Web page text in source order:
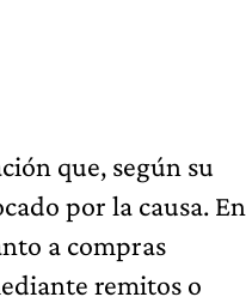
que, según su
por la causa. En
a compras
remitos o